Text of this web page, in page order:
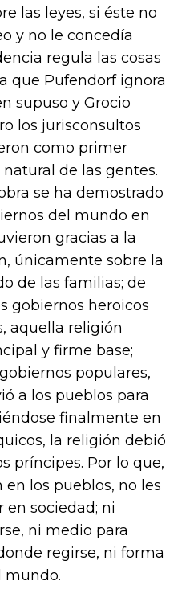
las leyes, si éste no
y no le concedía
regula las cosas
que Pufendorf ignora
supuso y Grocio
los jurisconsultos
como primer
de las gentes.
se ha demostrado
del mundo en
gracias a la
únicamente sobre la
de las familias; de
gobiernos heroicos
aquella religión
y firme base;
populares,
a los pueblos para
finalmente en
la religión debió
príncipes. Por lo que,
los pueblos, no les
en sociedad; ni
ni medio para
regirse, ni forma
mundo.